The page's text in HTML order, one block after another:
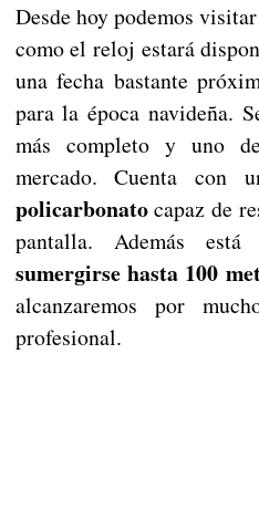
Desde hoy podemos
como el reloj estará
una fecha bastante
para la época navideña.
más completo y uno
mercado. Cuenta con
policarbonatocapaz de
pantalla. Además
sumergirse hasta 100
alcanzaremos por
profesional.